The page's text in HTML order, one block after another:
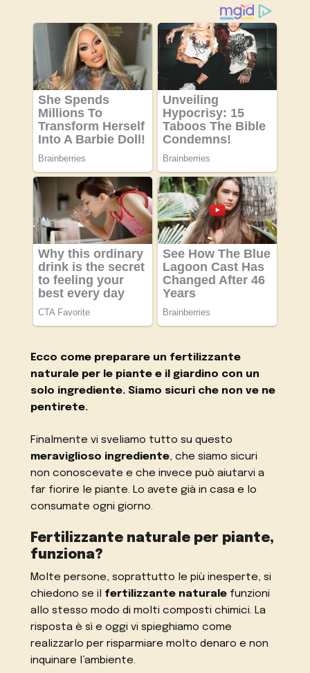
Ecco come preparare un fertilizzante
naturale per le piante e il giardino con un
solo ingrediente. Siamo sicuri che non ve ne
pentirete.
Finalmente vi sveliamo tutto su questo
meraviglioso ingrediente, che siamo sicuri
non conoscevate e che invece può aiutarvi a
far fiorire le piante. Lo avete già in casa e lo
consumate ogni giorno.
Fertilizzante naturale per piante,
funziona?
Molte persone, soprattutto le più inesperte, si
chiedono se il fertilizzante naturale funzioni
allo stesso modo di molti composti chimici. La
risposta è sì e oggi vi spieghiamo come
realizzarlo per risparmiare molto denaro e non
inquinare l’ambiente.